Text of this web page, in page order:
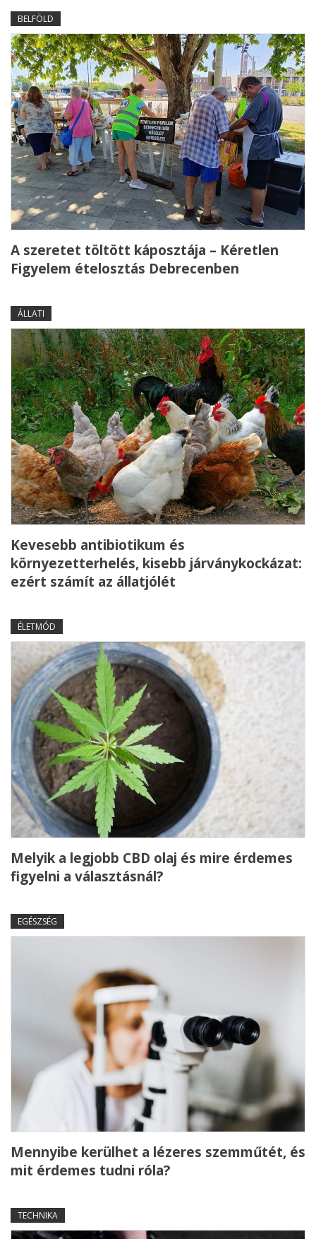
BELFÖLD
A szeretet töltött káposztája – Kéretlen
Figyelem ételosztás Debrecenben
ÁLLATI
Kevesebb antibiotikum és
környezetterhelés, kisebb járványkockázat:
ezért számít az állatjólét
ÉLETMÓD
Melyik a legjobb CBD olaj és mire érdemes
figyelni a választásnál?
EGÉSZSÉG
Mennyibe kerülhet a lézeres szemműtét, és
mit érdemes tudni róla?
TECHNIKA